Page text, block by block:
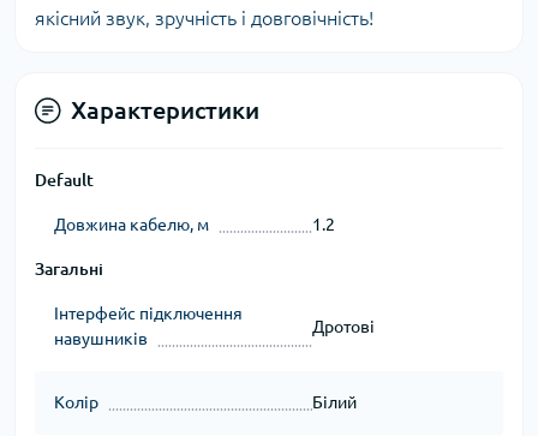
якісний звук, зручність і довговічність!
Характеристики
Default
Довжина кабелю, м 1.2
Загальні
Інтерфейс підключення
навушників
Дротові
Колір Білий